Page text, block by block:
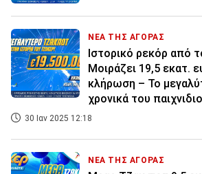
ΝΕΑ ΤΗΣ ΑΓΟΡΑΣ
Ιστορικό ρεκόρ από
Μοιράζει 19,5 εκατ.
κλήρωση – Το
χρονικά του
30 Ιαν 2025 12:18
ΝΕΑ ΤΗΣ ΑΓΟΡΑΣ